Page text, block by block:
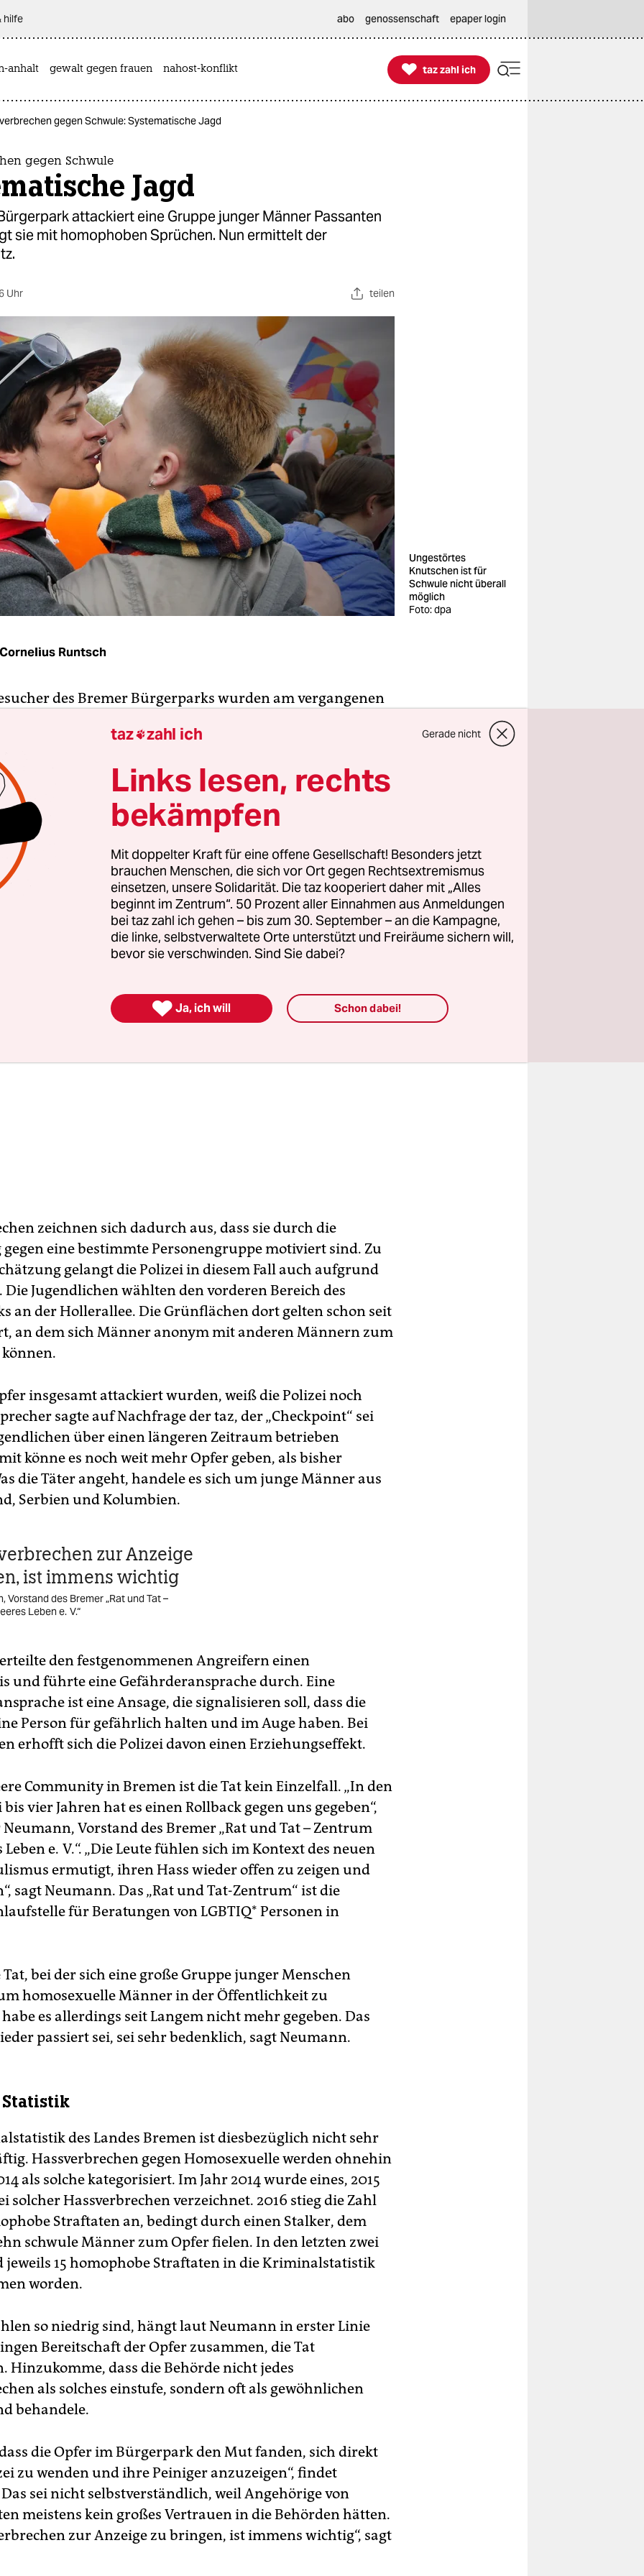
hilfe abo genossenschaft epaper login
anhalt gewalt gegen frauen nahost-konflikt 
taz zahl ich
taz zahl ich
gegen Schwule: Systematische Jagd
gegen Schwule
Jagd
attackiert eine Gruppe junger Männer Passanten
sie mit homophoben Sprüchen. Nun ermittelt der
Uhr teilen
Ungestörtes
Knutschen ist für
Schwule nicht überall
möglich
Foto: dpa
Cornelius Runtsch
des Bremer Bürgerparks wurden am vergangenen
eine Gruppe von dreizehn Jugendlichen im Alter von 17
in den Büschen im vorderen Bereich des Bürgerparks
vorbeikommende männliche Besucher an, um sie
ihre sexuelle Orientierung auszufragen. Angegriffene,
wollten, wurden mit homophoben Beleidigungen
alarmierte daraufhin die Polizei, die alle Täter noch am
konnte. Die Polizei stuft die Tat als Hassverbrechen
den Staatsschutz eingeschaltet.
zeichnen sich dadurch aus, dass sie durch die
eine bestimmte Personengruppe motiviert sind. Zu
gelangt die Polizei in diesem Fall auch aufgrund
Die Jugendlichen wählten den vorderen Bereich des
an der Hollerallee. Die Grünflächen dort gelten schon seit
an dem sich Männer anonym mit anderen Männern zum
insgesamt attackiert wurden, weiß die Polizei noch
sagte auf Nachfrage der taz, der „Checkpoint“ sei
über einen längeren Zeitraum betrieben
könne es noch weit mehr Opfer geben, als bisher
die Täter angeht, handele es sich um junge Männer aus
Serbien und Kolumbien.
zur Anzeige
ist immens wichtig
Vorstand des Bremer „Rat und Tat –
Leben e. V.“
den festgenommenen Angreifern einen
und führte eine Gefährderansprache durch. Eine
ist eine Ansage, die signalisieren soll, dass die
Person für gefährlich halten und im Auge haben. Bei
erhofft sich die Polizei davon einen Erziehungseffekt.
Community in Bremen ist die Tat kein Einzelfall. „In den
vier Jahren hat es einen Rollback gegen uns gegeben“,
Neumann, Vorstand des Bremer „Rat und Tat – Zentrum
e. V.“. „Die Leute fühlen sich im Kontext des neuen
ermutigt, ihren Hass wieder offen zu zeigen und
sagt Neumann. Das „Rat und Tat-Zentrum“ ist die
für Beratungen von LGBTIQ* Personen in
Tat, bei der sich eine große Gruppe junger Menschen
homosexuelle Männer in der Öffentlichkeit zu
es allerdings seit Langem nicht mehr gegeben. Das
passiert sei, sei sehr bedenklich, sagt Neumann.
des Landes Bremen ist diesbezüglich nicht sehr
Hassverbrechen gegen Homosexuelle werden ohnehin
als solche kategorisiert. Im Jahr 2014 wurde eines, 2015
solcher Hassverbrechen verzeichnet. 2016 stieg die Zahl
Straftaten an, bedingt durch einen Stalker, dem
schwule Männer zum Opfer fielen. In den letzten zwei
jeweils 15 homophobe Straftaten in die Kriminalstatistik
worden.
so niedrig sind, hängt laut Neumann in erster Linie
Bereitschaft der Opfer zusammen, die Tat
Hinzukomme, dass die Behörde nicht jedes
als solches einstufe, sondern oft als gewöhnlichen
behandele.
dass die Opfer im Bürgerpark den Mut fanden, sich direkt
zu wenden und ihre Peiniger anzuzeigen“, findet
sei nicht selbstverständlich, weil Angehörige von
meistens kein großes Vertrauen in die Behörden hätten.
zur Anzeige zu bringen, ist immens wichtig“, sagt
taz zahl ich Gerade nicht
Links lesen, rechts
bekämpfen
Mit doppelter Kraft für eine offene Gesellschaft! Besonders jetzt
brauchen Menschen, die sich vor Ort gegen Rechtsextremismus
einsetzen, unsere Solidarität. Die taz kooperiert daher mit „Alles
beginnt im Zentrum“. 50 Prozent aller Einnahmen aus Anmeldungen
bei taz zahl ich gehen – bis zum 30. September – an die Kampagne,
die linke, selbstverwaltete Orte unterstützt und Freiräume sichern will,
bevor sie verschwinden. Sind Sie dabei?
 Ja, ich will Schon dabei!